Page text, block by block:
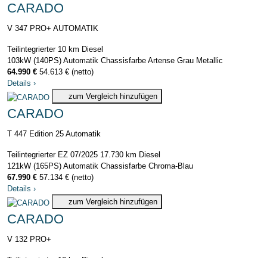
CARADO
V 347 PRO+ AUTOMATIK
Teilintegrierter 10 km Diesel
103kW (140PS) Automatik Chassisfarbe Artense Grau Metallic
64.990 € 54.613 € (netto)
Details ›
zum Vergleich hinzufügen
CARADO
T 447 Edition 25 Automatik
Teilintegrierter EZ 07/2025 17.730 km Diesel
121kW (165PS) Automatik Chassisfarbe Chroma-Blau
67.990 € 57.134 € (netto)
Details ›
zum Vergleich hinzufügen
CARADO
V 132 PRO+